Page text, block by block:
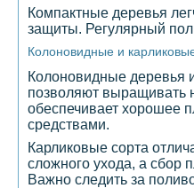
Компактные деревья
защиты. Регулярный
Колоновидные и
Колоновидные деревья
позволяют выращивать
обеспечивает хорошее
средствами.
Карликовые сорта
сложного ухода, а сбор
Важно следить за